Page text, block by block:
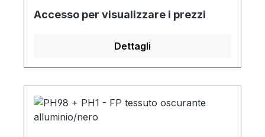
Accesso per visualizzare i prezzi
Dettagli